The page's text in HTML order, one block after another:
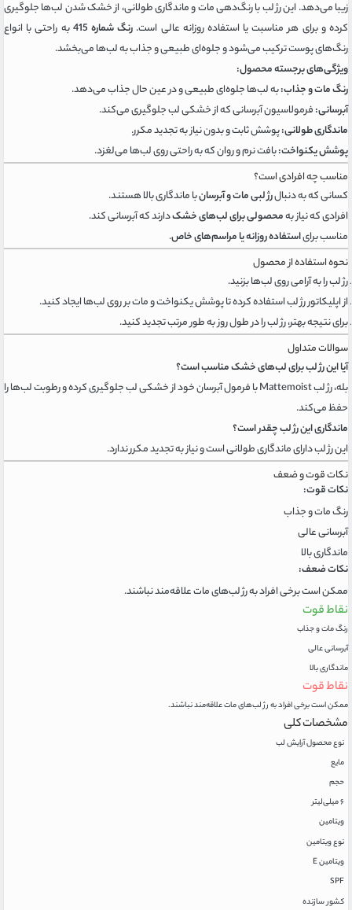
زیبا می‌دهد. این رژ لب با رنگ‌دهی مات و ماندگاری طولانی، از خشک شدن لب‌ها جلوگیری
کرده و برای هر مناسبت یا استفاده روزانه عالی است. رنگ شماره 415
به راحتی با انواع
رنگ‌های پوست ترکیب می‌شود و جلوه‌ای طبیعی و جذاب به لب‌ها می‌بخشد.
ویژگی‌های برجسته محصول:
رنگ مات و جذاب:به لب‌ها جلوه‌ای طبیعی و در عین حال جذاب می‌دهد.
آبرسانی:فرمولاسیون آبرسانی که از خشکی لب جلوگیری می‌کند.
ماندگاری طولانی:پوشش ثابت و بدون نیاز به تجدید مکرر.
پوشش یکنواخت:بافت نرم و روان که به راحتی روی لب‌ها می‌لغزد.
مناسب چه افرادی است؟
کسانی که به دنبالرژ لبی مات و آبرسانبا ماندگاری بالا هستند.
افرادی که نیاز بهمحصولی برای لب‌های خشکدارند که آبرسانی کند.
مناسب برایاستفاده روزانه یا مراسم‌های خاص.
نحوه استفاده از محصول
رژ لب را به آرامی روی لب‌ها بزنید.
از اپلیکاتور رژ لب استفاده کرده تا پوشش یکنواخت و مات بر روی لب‌ها ایجاد کنید.
برای نتیجه بهتر، رژ لب را در طول روز به طور مرتب تجدید کنید.
سوالات متداول
آیا این رژ لب برای لب‌های خشک مناسب است؟
بله، رژ لب Mattemoist با فرمول آبرسان خود از خشکی لب جلوگیری کرده و رطوبت لب‌ها را
حفظ می‌کند.
ماندگاری این رژ لب چقدر است؟
این رژ لب دارای ماندگاری طولانی است و نیاز به تجدید مکرر ندارد.
نکات قوت و ضعف
نکات قوت:
رنگ مات و جذاب
آبرسانی عالی
ماندگاری بالا
نکات ضعف:
ممکن است برخی افراد به رژ لب‌های مات علاقه‌مند نباشند.
نقاط قوت
رنگ مات و جذاب
آبرسانی عالی
ماندگاری بالا
نقاط قوت
ممکن است برخی افراد به رژ لب‌های مات علاقه‌مند نباشند.
مشخصات کلی
نوع محصول آرایش لب
مایع
حجم
۶ میلی‌لیتر
ویتامین
نوع ویتامین
ویتامین E
SPF
کشور سازنده